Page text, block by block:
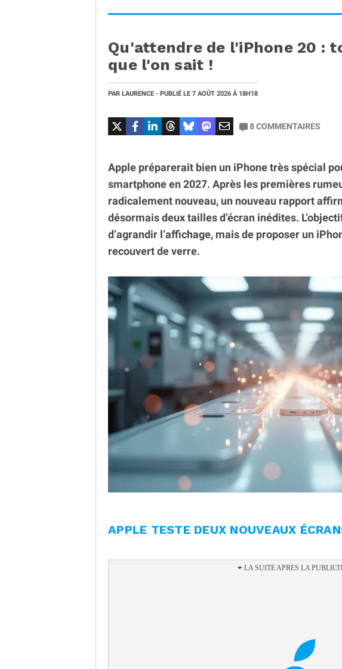
Qu'attendre de l'iPhone 20 :
que l'on sait !
PAR LAURENCE - PUBLIÉ LE 7 AOÛT 2026 À 18H18
8COMMENTAIRES
Apple préparerait bien un iPhone très spécial
smartphone en 2027. Après les premières
radicalement nouveau, un nouveau rapport
désormais deux tailles d’écran inédites.
d’agrandir l’affichage, mais de proposer un
recouvert de verre.
APPLE TESTE DEUX NOUVEAUX